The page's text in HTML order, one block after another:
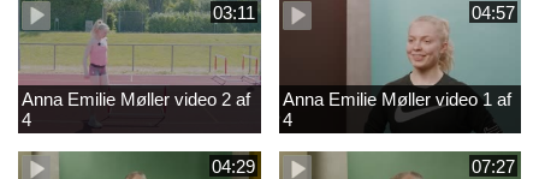
03:11
Anna Emilie Møller video 2 af
4
04:57
Anna Emilie Møller video 1 af
4
04:29 07:27